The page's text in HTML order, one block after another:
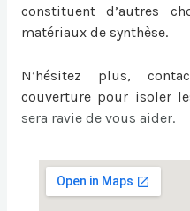
constituent d’autres
matériaux de synthèse.
N’hésitez plus,
couverture pour isoler
sera ravie de vous aider.